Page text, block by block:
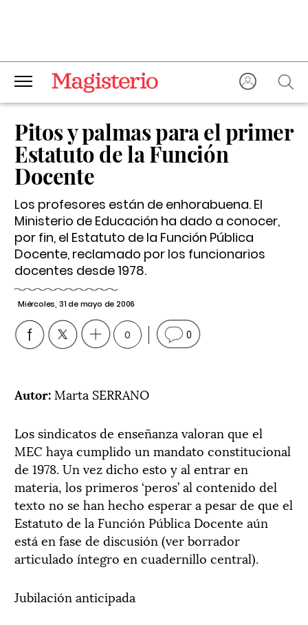
Pitos y palmas para el primer
Estatuto de la Función
Docente
Los profesores están de enhorabuena. El
Ministerio de Educación ha dado a conocer,
por fin, el Estatuto de la Función Pública
Docente, reclamado por los funcionarios
docentes desde 1978.
Miércoles, 31 de mayo de 2006
0 0
Autor: Marta SERRANO
Los sindicatos de enseñanza valoran que el
MEC haya cumplido un mandato constitucional
de 1978. Un vez dicho esto y al entrar en
materia, los primeros ‘peros’ al contenido del
texto no se han hecho esperar a pesar de que el
Estatuto de la Función Pública Docente aún
está en fase de discusión (ver borrador
articulado íntegro en cuadernillo central).
Jubilación anticipada